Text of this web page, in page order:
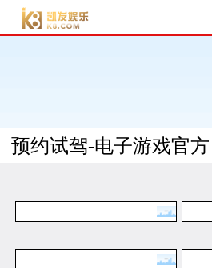
电子游戏官方-电子游
预约试驾-电子游戏官方